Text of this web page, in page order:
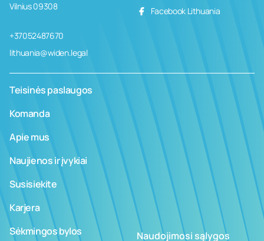
Vilnius 09308
+37052487670
lithuania@widen.legal
Facebook Lithuania
Teisinės paslaugos
Komanda
Apie mus
Naujienos ir įvykiai
Susisiekite
Karjera
Sėkmingos bylos
Naudojimosi sąlygos